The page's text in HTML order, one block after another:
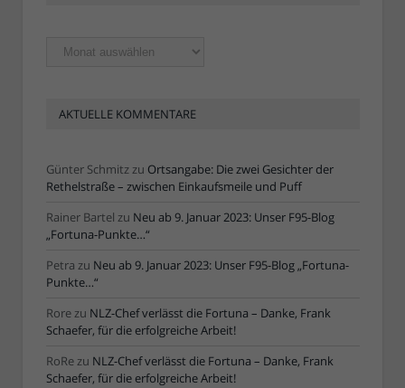
Ältere
Artikel
AKTUELLE KOMMENTARE
Günter Schmitzzu Ortsangabe: Die zwei Gesichter der
Rethelstraße – zwischen Einkaufsmeile und Puff
Rainer Bartel zu Neu ab 9. Januar 2023: Unser F95-Blog
„Fortuna-Punkte…“
Petra zu Neu ab 9. Januar 2023: Unser F95-Blog „Fortuna-
Punkte…“
Rorezu NLZ-Chef verlässt die Fortuna – Danke, Frank
Schaefer, für die erfolgreiche Arbeit!
RoRezu NLZ-Chef verlässt die Fortuna – Danke, Frank
Schaefer, für die erfolgreiche Arbeit!